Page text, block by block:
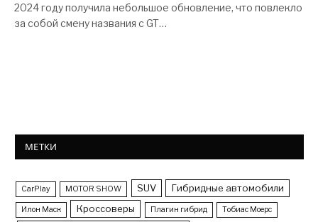
2024 году получила небольшое обновление, что повлекло
за собой смену названия с GT…
МЕТКИ
CarPlay MOTOR SHOW SUV Гибридные автомобили
Илон Маск Кроссоверы Плагин гибрид Тобиас Моерс